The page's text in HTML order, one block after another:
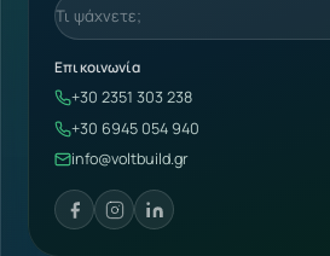
Επικοινωνία
+30 2351 303 238
+30 6945 054 940
info@voltbuild.gr